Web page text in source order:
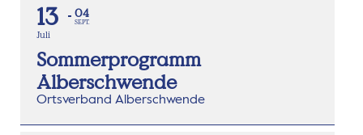
13
Juli
04
SEPT.
Sommerprogramm
Alberschwende
Ortsverband Alberschwende